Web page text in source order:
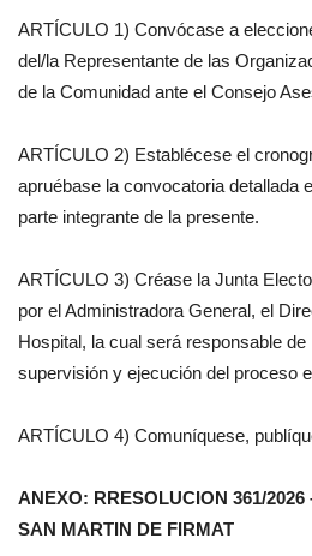
ARTÍCULO 1) Convócase a
del/la Representante de las
de la Comunidad ante el Consejo
ARTÍCULO 2) Establécese el
apruébase la convocatoria detallada
parte integrante de la presente.
ARTÍCULO 3) Créase la Junta
por el Administradora General, el
Hospital, la cual será responsable de
supervisión y ejecución del proceso
ARTÍCULO 4) Comuníquese,
ANEXO: RRESOLUCION 361/
SAN MARTIN DE FIRMAT